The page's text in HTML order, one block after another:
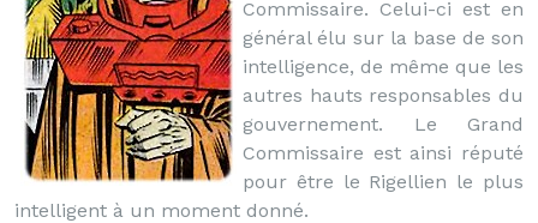
Commissaire. Celui-ci est en
général élu sur la base de son
intelligence, de même que les
autres hauts responsables du
gouvernement. Le Grand
Commissaire est ainsi réputé
pour être le Rigellien le plus
intelligent à un moment donné.